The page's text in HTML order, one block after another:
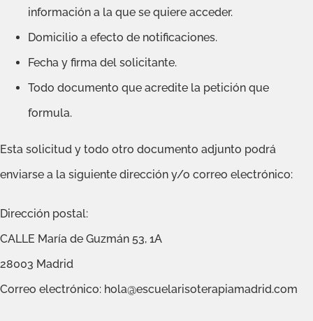
información a la que se quiere acceder.
Domicilio a efecto de notificaciones.
Fecha y firma del solicitante.
Todo documento que acredite la petición que
formula.
Esta solicitud y todo otro documento adjunto podrá
enviarse a la siguiente dirección y/o correo electrónico:
Dirección postal:
CALLE María de Guzmán 53, 1A
28003 Madrid
Correo electrónico: hola@escuelarisoterapiamadrid.com